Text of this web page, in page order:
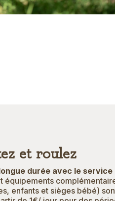
et roulez
durée avec le service
équipements
enfants et sièges bébé)